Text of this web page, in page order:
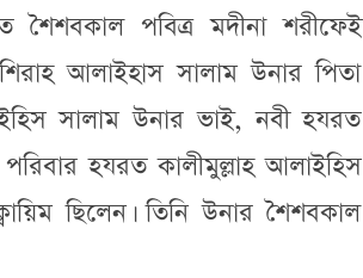
শৈশবকাল পবিত্র মদীনা শরীফেই
আলাইহাস সালাম উনার পিতা
সালাম উনার ভাই, নবী হযরত
হযরত কালীমুল্লাহ আলাইহিস
ছিলেন। তিনি উনার শৈশবকাল